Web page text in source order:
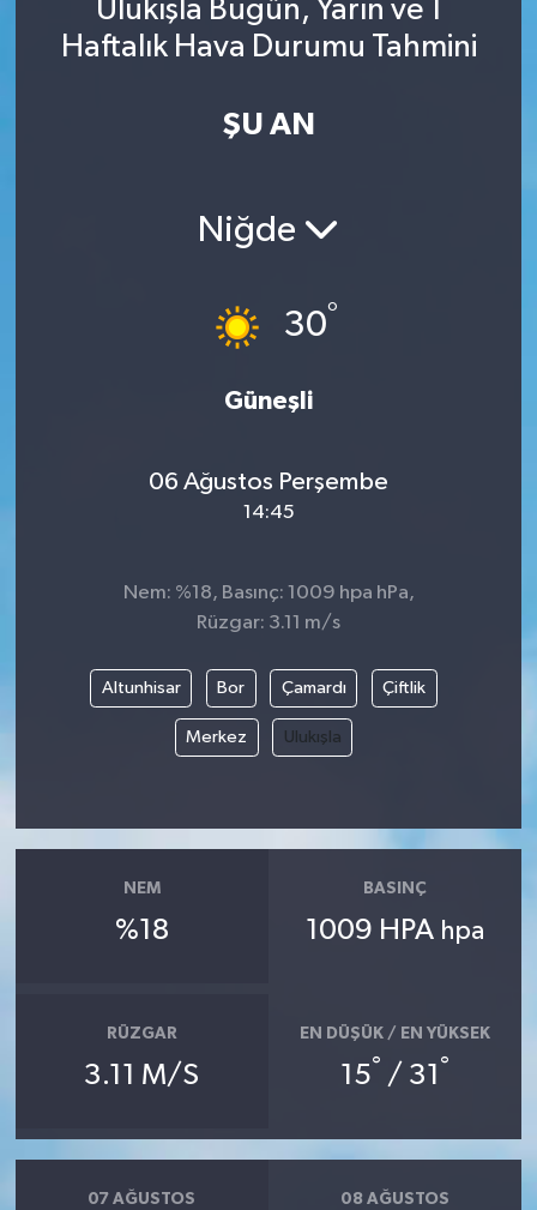
Ulukışla Bugün, Yarın ve 1
Haftalık Hava Durumu Tahmini
ŞU AN
Niğde
30°
Güneşli
06 Ağustos Perşembe
14:45
Nem: %18, Basınç: 1009 hpa hPa,
Rüzgar: 3.11 m/s
Altunhisar Bor Çamardı Çiftlik
Merkez Ulukışla
NEM
%18
BASINÇ
1009 HPA hpa
RÜZGAR
3.11 M/S
EN DÜŞÜK / EN YÜKSEK
15° / 31 °
07 AĞUSTOS 08 AĞUSTOS